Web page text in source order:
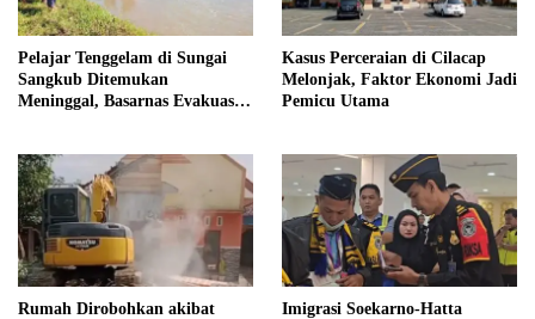
Pelajar Tenggelam di Sungai
Sangkub Ditemukan
Meninggal, Basarnas Evakuasi
Kasus Perceraian di Cilacap
Melonjak, Faktor Ekonomi Jadi
Pemicu Utama
Rumah Dirobohkan akibat
Imigrasi Soekarno-Hatta